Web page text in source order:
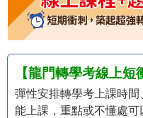
【龍門轉學考線上短
彈性安排轉學考上課時
能上課，重點或不懂處